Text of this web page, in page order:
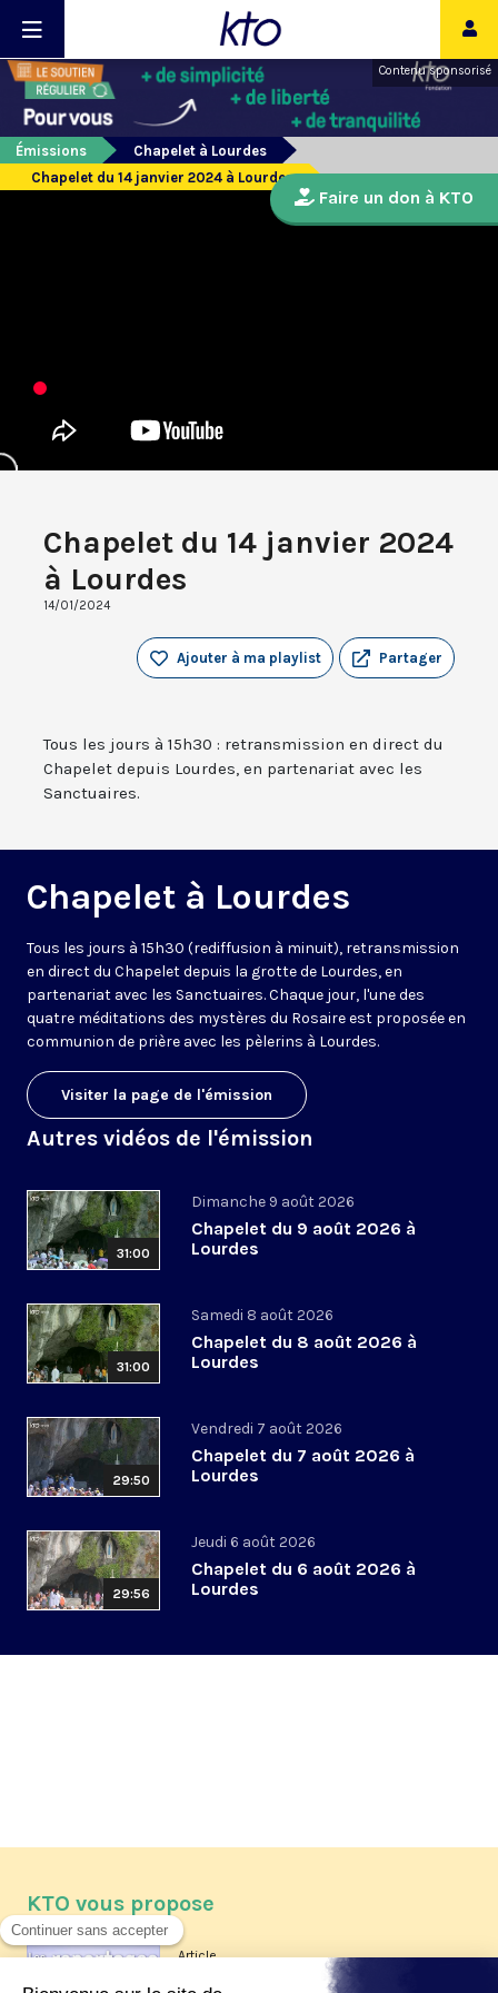
Contenu sponsorisé
Émissions
Chapelet à Lourdes
Chapelet du 14 janvier 2024 à Lourdes
Chapelet du 14 janvier 2024
à Lourdes
14/01/2024
Partager
Ajouter à ma playlist
Tous les jours à 15h30 : retransmission en direct du
Chapelet depuis Lourdes, en partenariat avec les
Sanctuaires.
Chapelet à Lourdes
Tous les jours à 15h30 (rediffusion à minuit), retransmission
en direct du Chapelet depuis la grotte de Lourdes, en
partenariat avec les Sanctuaires. Chaque jour, l'une des
quatre méditations des mystères du Rosaire est proposée en
communion de prière avec les pèlerins à Lourdes.
Visiter la page de l'émission
Autres vidéos de l'émission
31:00
Dimanche 9 août 2026
Chapelet du 9 août 2026 à
Lourdes
31:00
Samedi 8 août 2026
Chapelet du 8 août 2026 à
Lourdes
29:50
Vendredi 7 août 2026
Chapelet du 7 août 2026 à
Lourdes
29:56
Jeudi 6 août 2026
Chapelet du 6 août 2026 à
Lourdes
Faire un don à KTO
KTO vous propose
Article
Les reportages d'été 2026 de KTO